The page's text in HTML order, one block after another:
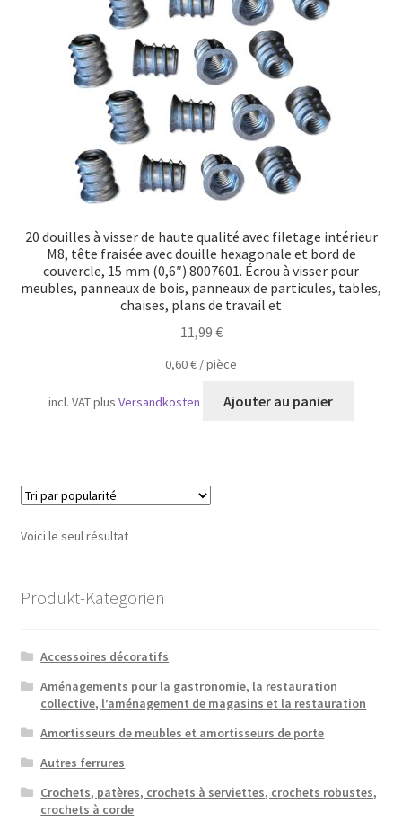
Transport maritime
20 douilles à visser de haute qualité avec filetage intérieur
M8, tête fraisée avec douille hexagonale et bord de
couvercle, 15 mm (0,6″) 8007601. Écrou à visser pour
meubles, panneaux de bois, panneaux de particules, tables,
chaises, plans de travail et
11,99 €
0,60€ /pièce
incl. VATplusVersandkosten Ajouter au panier
Voici le seul résultat
Produkt-Kategorien
Accessoires décoratifs
Aménagements pour la gastronomie, la restauration
collective, l’aménagement de magasins et la restauration
Amortisseurs de meubles et amortisseurs de porte
Autres ferrures
Crochets, patères, crochets à serviettes, crochets robustes,
crochets à corde